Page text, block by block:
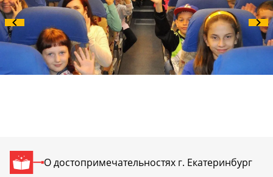
О достопримечательностях г. Екатеринбург